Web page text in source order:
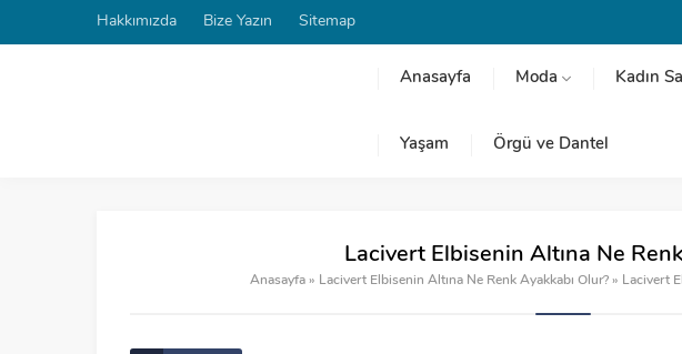
Hakkımızda Bize Yazın Sitemap
Anasayfa Moda Kadın
Yaşam Örgü ve Dantel
Lacivert Elbisenin Altına Ne
Anasayfa » Lacivert Elbisenin Altına Ne Renk Ayakkabı Olur? » Lacivert